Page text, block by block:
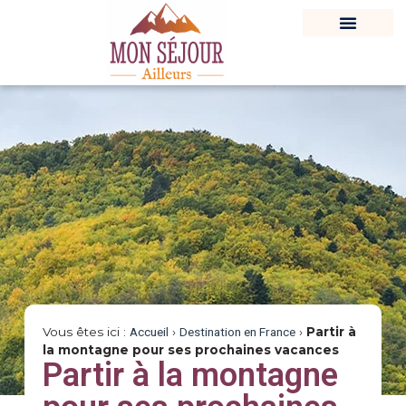
Vous êtes ici : Accueil › Destination en France› Partir à
la montagne pour ses prochaines vacances
Partir à la montagne